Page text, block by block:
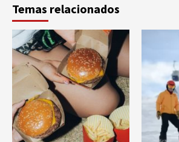
Temas relacionados